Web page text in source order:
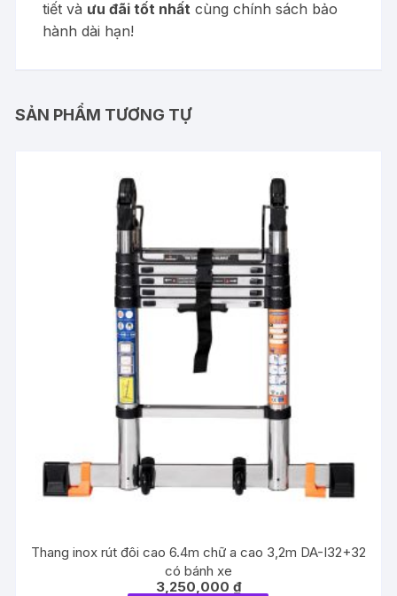
tiết và ưu đãi tốt nhất cùng chính sách bảo
hành dài hạn!
SẢN PHẨM TƯƠNG TỰ
Thang inox rút đôi cao 6.4m chữ a cao 3,2m DA-I32+32
có bánh xe
3,250,000 ₫